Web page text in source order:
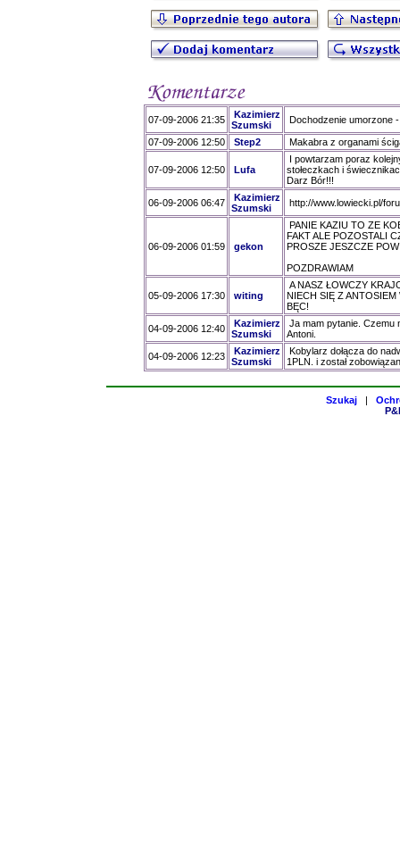
07-09-2006 21:35
Kazimierz
Szumski
Dochodzenie umorzone
07-09-2006 12:50 Step2 Makabra z organami
07-09-2006 12:50 Lufa
I powtarzam poraz
stołeczkach i
Darz Bór!!!
06-09-2006 06:47
Kazimierz
Szumski
http://www.lowiecki.pl/
06-09-2006 01:59 gekon
PANIE KAZIU TO ZE
FAKT ALE POZOSTALI
PROSZE JESZCZE
POZDRAWIAM
05-09-2006 17:30 witing
A NASZ ŁOWCZY
NIECH SIĘ Z ANTOSIEM
BĘC!
04-09-2006 12:40
Kazimierz
Szumski
Ja mam pytanie. Czemu
Antoni.
04-09-2006 12:23
Kazimierz
Szumski
Kobylarz dołącza do
1PLN. i został
Szukaj |